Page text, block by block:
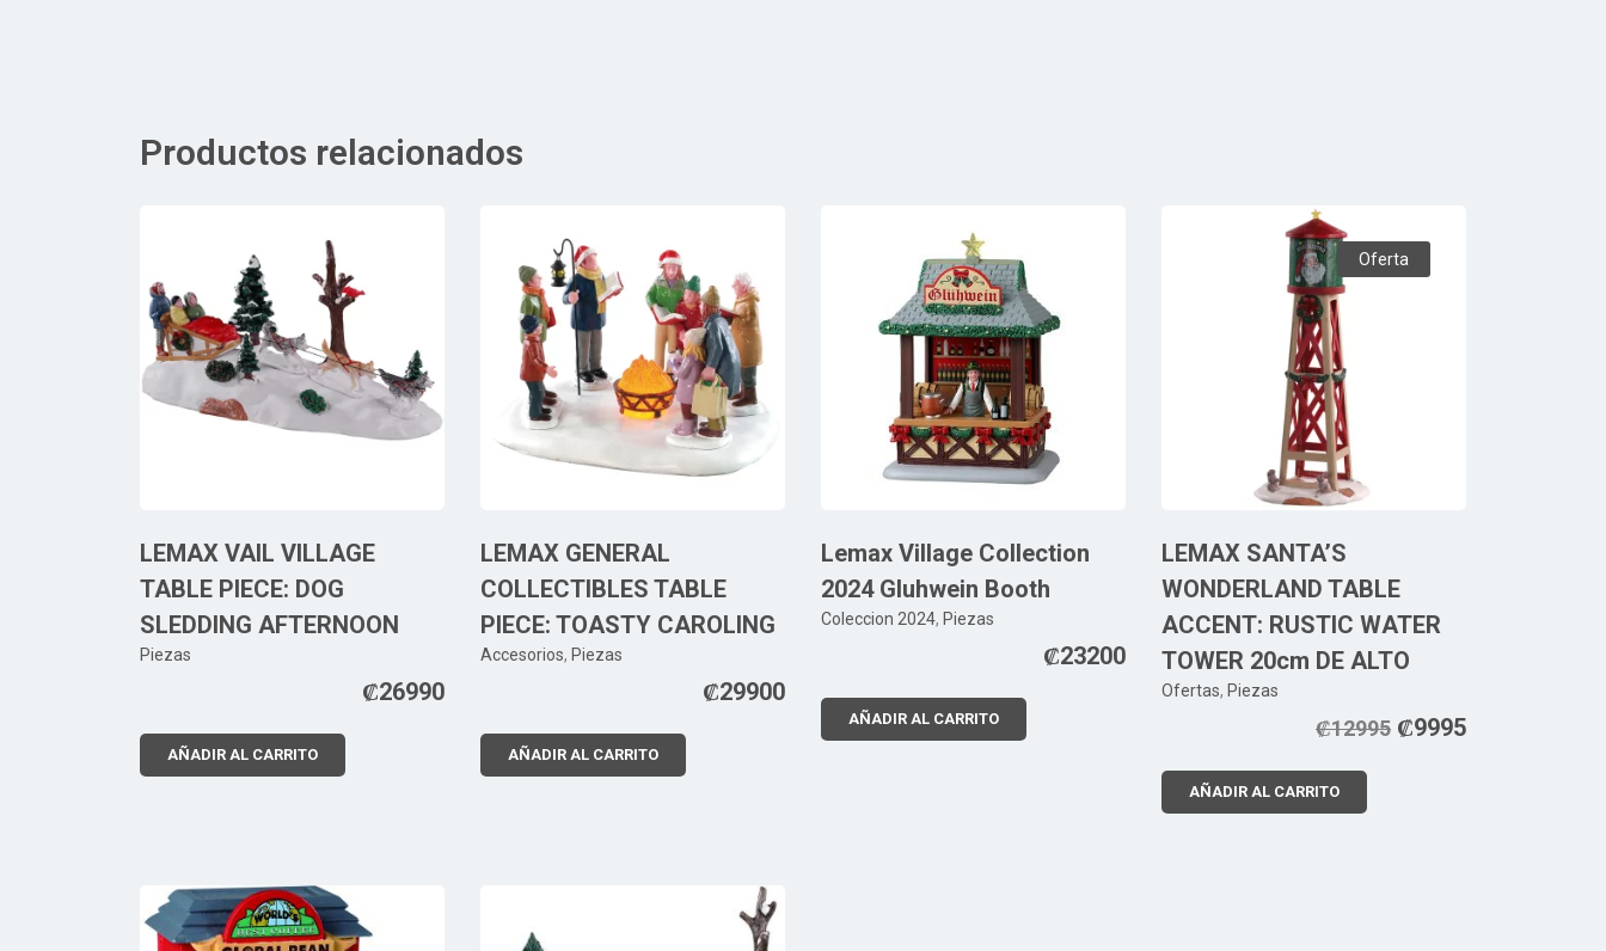
Productos relacionados
LEMAX VAIL VILLAGE
TABLE PIECE: DOG
SLEDDING AFTERNOON
Piezas
₡26990
AÑADIR AL CARRITO
LEMAX GENERAL
COLLECTIBLES TABLE
PIECE: TOASTY CAROLING
Accesorios, Piezas
₡29900
AÑADIR AL CARRITO
Lemax Village Collection
2024 Gluhwein Booth
Coleccion 2024, Piezas
₡23200
AÑADIR AL CARRITO
Oferta
LEMAX SANTA’S
WONDERLAND TABLE
ACCENT: RUSTIC WATER
TOWER 20cm DE ALTO
Ofertas, Piezas
₡12995 ₡9995
AÑADIR AL CARRITO